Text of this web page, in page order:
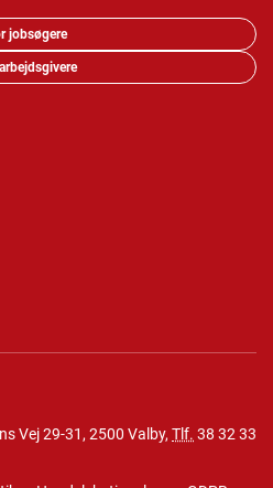
jobsøgere
Vej 29-31, 2500 Valby, Tlf. 38 32 33